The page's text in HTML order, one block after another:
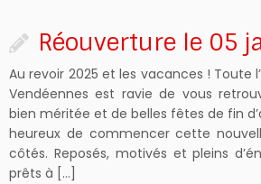
Réouverture le 05
Au revoir 2025 et les vacances ! Toute
Vendéennes est ravie de vous
bien méritée et de belles fêtes de fin
heureux de commencer cette
côtés. Reposés, motivés et pleins
prêts à […]